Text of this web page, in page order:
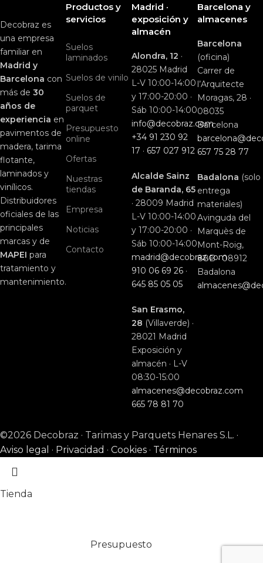
Decobraz es
una empresa
familiar en
Madrid y
Barcelona con
más de 30
años de
experiencia en
pavimentos de
madera, tarima
flotante,
laminados y
vinílicos.
Distribuidores
oficiales de las
principales
marcas y de
MAPEI para
tratamiento y
mantenimiento.
Productos y
servicios
Suelos
laminados
Suelos de vinilo
Suelos de
parquet
Presupuesto
online
Ofertas
Nuestras
tiendas
Empresa
Noticias
Contacto
Madrid ·
exposición y
almacén
Alondra, 12 ·
28025 Madrid
L-V 10:00-14:00
y 17:00-20:00 ·
Sáb 10:00-14:00
info@decobraz.com
+34 91 230 92
17 · 657 027 912
Alcalde Sainz
de Baranda, 65
· 28009 Madrid
L-V 10:00-14:00
y 17:00-20:00 ·
Sáb 10:00-14:00
madrid@decobraz.com
910 06 69 26 ·
645 85 05 05
San Erasmo,
28 (Villaverde) ·
28021 Madrid
Exposición y
almacén · L-V
08:30-15:00
almacenes@decobraz.com
665 78 81 70
Barcelona y
almacenes
Barcelona
(oficina)
Carrer de
l’Arquitecte
Moragas, 28 ·
08035
Barcelona
657 75 28 77
Badalona (solo
entrega
materiales)
Avinguda del
Marquès de
Mont-Roig,
88B · 08912
Badalona
©2026 Decobraz · Tarimas y Parquets Henares S.L. ·
Aviso legal · Privacidad · Cookies · Términos
Tienda
Presupuesto